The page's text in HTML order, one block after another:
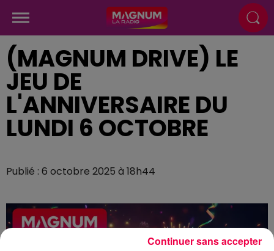
(MAGNUM DRIVE) LE
JEU DE
L'ANNIVERSAIRE DU
LUNDI 6 OCTOBRE
Publié : 6 octobre 2025 à 18h44
Continuer sans accepter